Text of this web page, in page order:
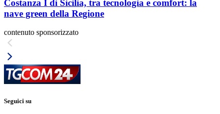
Costanza I di Sicilia, tra tecnologia e comfort: la
nave green della Regione
contenuto sponsorizzato
Seguici su